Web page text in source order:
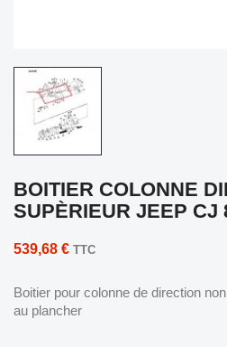
BOITIER COLONNE
SUPÈRIEUR JEEP CJ
539,68 € TTC
Boitier pour colonne de direction
au plancher